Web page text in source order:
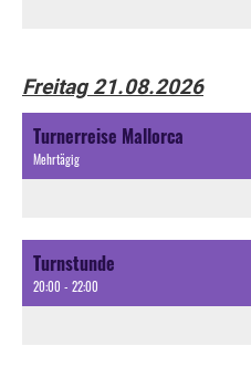
Freitag 21.08.2026
Turnerreise Mallorca
Mehrtägig
Turnstunde
20:00 - 22:00